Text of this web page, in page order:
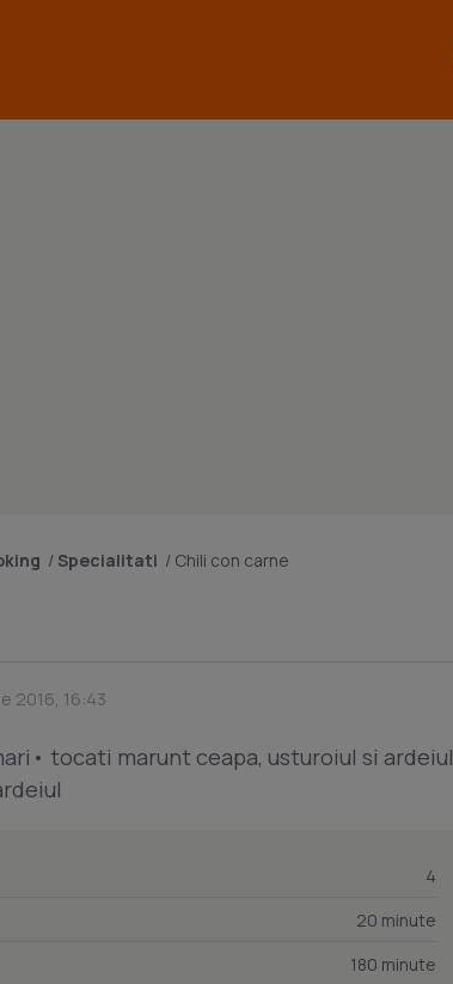
/ Specialitati / Chili con carne
2016, 16:43
tocati marunt ceapa, usturoiul si ardeiul
4
20 minute
180 minute